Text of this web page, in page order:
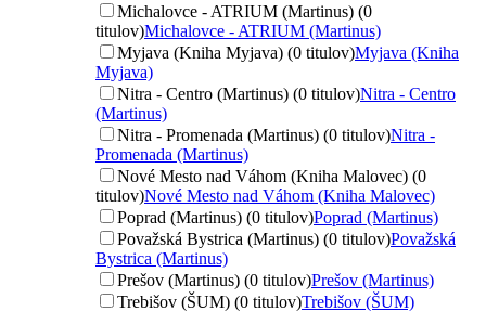
Michalovce - ATRIUM (Martinus) (0
titulov)Michalovce - ATRIUM (Martinus)
Myjava (Kniha Myjava) (0 titulov)Myjava (Kniha
Myjava)
Nitra - Centro (Martinus) (0 titulov)Nitra - Centro
(Martinus)
Nitra - Promenada (Martinus) (0 titulov)Nitra -
Promenada (Martinus)
Nové Mesto nad Váhom (Kniha Malovec) (0
titulov)Nové Mesto nad Váhom (Kniha Malovec)
Poprad (Martinus) (0 titulov)Poprad (Martinus)
Považská Bystrica (Martinus) (0 titulov)Považská
Bystrica (Martinus)
Prešov (Martinus) (0 titulov)Prešov (Martinus)
Trebišov (ŠUM) (0 titulov)Trebišov (ŠUM)